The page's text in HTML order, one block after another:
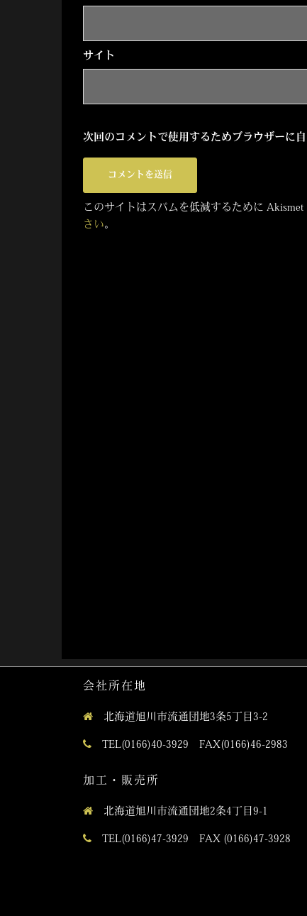
サイト
次回のコメントで使用するためブラウザーに
このサイトはスパムを低減するために Akismet
さい。
会社所在地
北海道旭川市流通団地3条5丁目3-2
TEL(0166)40-3929 FAX(0166)46-2983
加工・販売所
北海道旭川市流通団地2条4丁目9-1
TEL(0166)47-3929 FAX (0166)47-3928